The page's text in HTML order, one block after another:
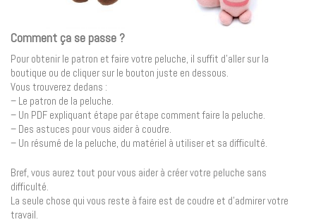
Comment ça se passe ?
Pour obtenir le patron et faire votre peluche, il suffit d’aller sur la
boutique ou de cliquer sur le bouton juste en dessous.
Vous trouverez dedans :
– Le patron de la peluche.
– Un PDF expliquant étape par étape comment faire la peluche.
– Des astuces pour vous aider à coudre.
– Un résumé de la peluche, du matériel à utiliser et sa difficulté.
Bref, vous aurez tout pour vous aider à créer votre peluche sans
difficulté.
La seule chose qui vous reste à faire est de coudre et d’admirer votre
travail.